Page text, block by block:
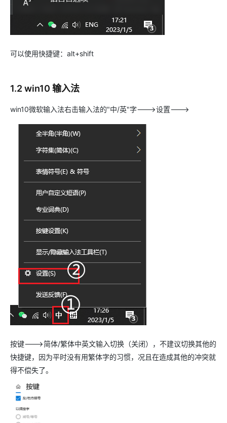
可以使用快捷键：alt+shift
1.2 win10 输入法
win10微软输入法右击输入法的"中/英"字--->设置--->
按键--->简体/繁体中英文输入切换（关闭），不建议切换其他的
快捷键，因为平时没有用繁体字的习惯，况且在造成其他的冲突就
得不偿失了。